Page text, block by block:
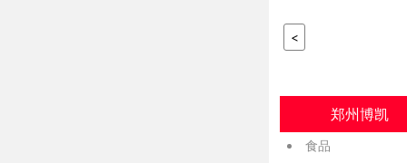
<
郑州博凯
食品